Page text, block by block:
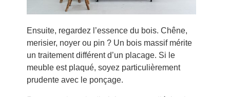
Ensuite, regardez l’essence du bois. Chêne,
merisier, noyer ou pin ? Un bois massif mérite
un traitement différent d’un placage. Si le
meuble est plaqué, soyez particulièrement
prudente avec le ponçage.